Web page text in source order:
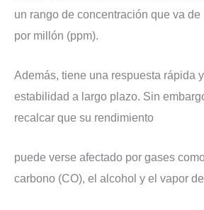
un rango de concentración que va
por millón (ppm).
Además, tiene una respuesta rápida
estabilidad a largo plazo. Sin
recalcar que su rendimiento
puede verse afectado por gases
carbono (CO), el alcohol y el vapor